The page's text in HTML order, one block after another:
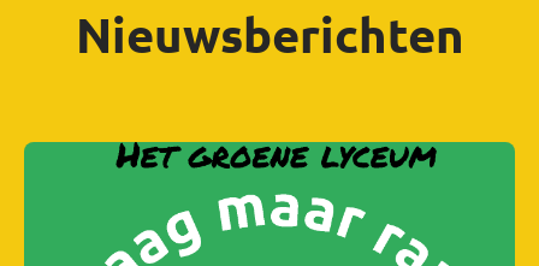
Nieuwsberichten